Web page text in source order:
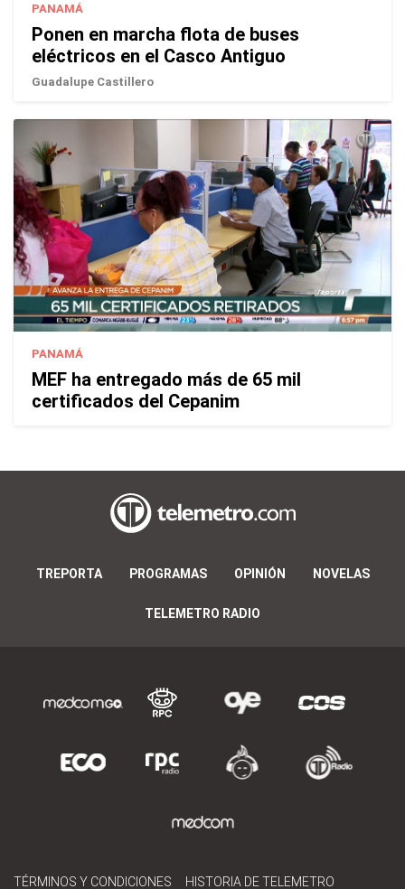
PANAMÁ
Ponen en marcha flota de buses
eléctricos en el Casco Antiguo
Guadalupe Castillero
PANAMÁ
MEF ha entregado más de 65 mil
certificados del Cepanim
TREPORTA PROGRAMAS OPINIÓN NOVELAS
TELEMETRO RADIO
TÉRMINOS Y CONDICIONES HISTORIA DE TELEMETRO